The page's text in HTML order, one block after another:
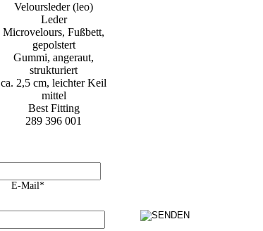
Veloursleder (leo)
Leder
Microvelours, Fußbett,
gepolstert
Gummi, angeraut,
strukturiert
ca. 2,5 cm, leichter Keil
mittel
Best Fitting
289 396 001
E-Mail*